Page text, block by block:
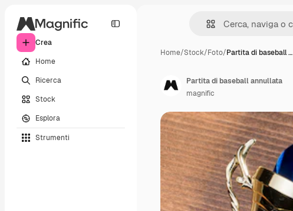
Crea
Home
Ricerca
Stock
Esplora
Strumenti
Home/Stock/Foto/Partita di baseball …
Partita di baseball annullata
magnific